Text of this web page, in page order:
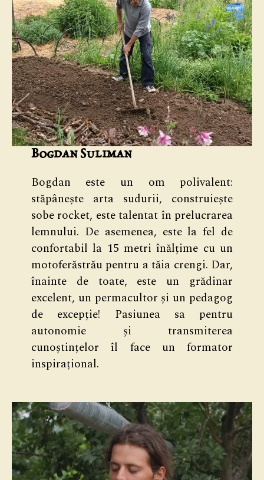
Bogdan Suliman
Bogdan este un om polivalent:
stăpânește arta sudurii, construiește
sobe rocket, este talentat în prelucrarea
lemnului. De asemenea, este la fel de
confortabil la 15 metri înălțime cu un
motoferăstrău pentru a tăia crengi. Dar,
înainte de toate, este un grădinar
excelent, un permacultor și un pedagog
de excepție! Pasiunea sa pentru
autonomie și transmiterea
cunoștințelor îl face un formator
inspirațional.